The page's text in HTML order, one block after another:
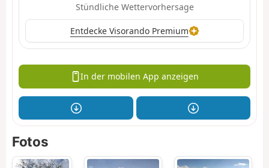
Stündliche Wettervorhersage
Entdecke Visorando Premium
In der mobilen App anzeigen
Fotos